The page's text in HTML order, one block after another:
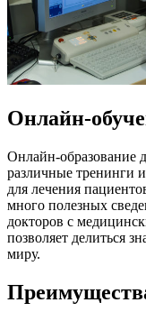
Онлайн-
Онлайн-образование
различные тренинги
для лечения
много полезных
докторов с
позволяет делиться
миру.